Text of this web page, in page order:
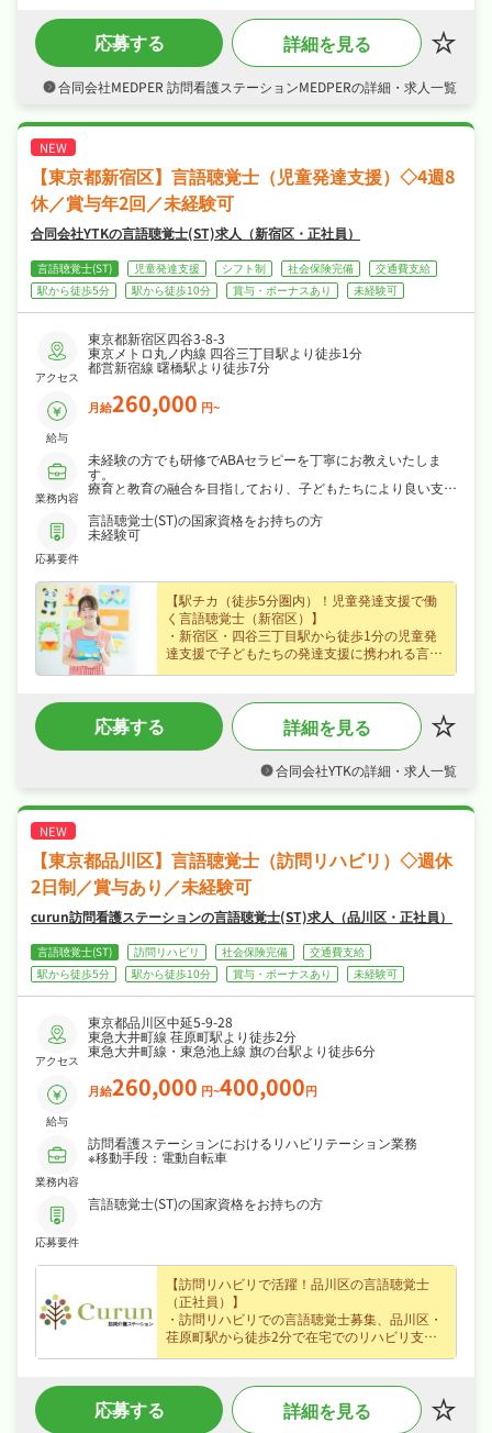
12:00～13:00：休憩
13:00～17:00：訪問3～5件程度
17:00：帰社、事務作業、カンファレンス
※訪問状況に応じて直帰OK
※訪問件数7件程度（総訪問時間240分～300分）
※医療保険：介護保険＝3：7
きます♪
・正社員募集で月給26〜41.5万円という好条
件、賞与あり・資格手当・住宅手当・オンコー
腰を据えて長く活躍できます♪
暇・リフレッシュ休暇など長期休暇も取りやす
・社会保険完備、住宅補助・社宅制度あり、研
修制度ありが揃い、安心して長く働ける環境が
魅力です♪
応募する 詳細を見る
合同会社MEDPER 訪問看護ステーションMEDPERの詳細・求人一覧
【東京都新宿区】言語聴覚士（児童発達支援）◇4週8
休／賞与年2回／未経験可
合同会社YTKの言語聴覚士(ST)求人（新宿区・正社員）
言語聴覚士(ST) 児童発達支援 シフト制 社会保険完備
交通費支給
駅から徒歩5分
駅から徒歩10分 賞与・ボーナスあり 未経験可
アクセス
東京都新宿区四谷3-8-3
東京メトロ丸ノ内線 四谷三丁目駅より徒歩1分
都営新宿線 曙橋駅より徒歩7分
給与
月給260,000 円~
業務内容
未経験の方でも研修でABAセラピーを丁寧にお教えいたしま
す。
療育と教育の融合を目指しており、子どもたちにより良い支援
応募要件
言語聴覚士(ST)の国家資格をお持ちの方
未経験可
【駅チカ（徒歩5分圏内）！児童発達支援で働
く言語聴覚士（新宿区）】
・新宿区・四谷三丁目駅から徒歩1分の児童発
達支援で子どもたちの発達支援に携われる言語
・正社員で月給26万円〜、賞与年2回・昇給あ
りなど好待遇で、長期的に安定したキャリアを
築けます♪
く続けられる環境です♪
の方も安心して飛び込める職場です♪
応募する 詳細を見る
合同会社YTKの詳細・求人一覧
【東京都品川区】言語聴覚士（訪問リハビリ）◇週休
2日制／賞与あり／未経験可
curun訪問看護ステーションの言語聴覚士(ST)求人（品川区・正社員）
言語聴覚士(ST) 訪問リハビリ 社会保険完備
交通費支給
駅から徒歩5分
駅から徒歩10分 賞与・ボーナスあり 未経験可
アクセス
東京都品川区中延5-9-28
東急大井町線 荏原町駅より徒歩2分
東急大井町線・東急池上線 旗の台駅より徒歩6分
給与
月給260,000 円~400,000円
業務内容
訪問看護ステーションにおけるリハビリテーション業務
※移動手段：電動自転車
応募要件
言語聴覚士(ST)の国家資格をお持ちの方
【訪問リハビリで活躍！品川区の言語聴覚士
（正社員）】
・訪問リハビリでの言語聴覚士募集、品川区・
荏原町駅から徒歩2分で在宅でのリハビリ支援
・正社員募集で月給26〜40万円という好条件、
賞与あり・昇給ありなど好待遇で、安定した収
入を目指せます☆
応募する 詳細を見る